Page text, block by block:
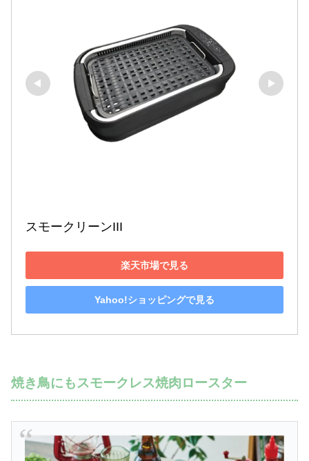
スモークリーンIII
楽天市場で見る
Yahoo!ショッピングで見る
焼き鳥にもスモークレス焼肉ロースター